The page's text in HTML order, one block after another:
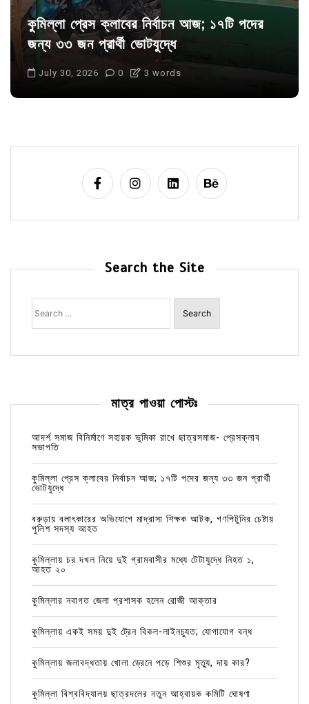
কুমিল্লা প্রেস ক্লাবের নির্বাচন আজ; ১৭টি পদের
জন্য ৩৩ জন প্রার্থী ভোটযুদ্ধে
July 30, 2026 0 3 words
Search the Site
Search
for:
মাত্র পাওয়া পোস্টঃ
আদর্শ সমাজ বিনির্মাণে সহায়ক ভুমিকা রাখে ছাত্রসমাজ- প্রেসক্লাব
সভাপতি
কুমিল্লা প্রেস ক্লাবের নির্বাচন আজ; ১৭টি পদের জন্য ৩৩ জন প্রার্থী
ভোটযুদ্ধে
বরুড়ায় বলাৎকারের অভিযোগে মাদ্রাসা শিক্ষক আটক, গণপিটুনির চেষ্টায়
পুলিশ সদস্য আহত
কুমিল্লায় চর দখল নিয়ে দুই গ্রামবাসীর মধ্যে টেটাযুদ্ধে নিহত ১,
আহত ২০
কুমিল্লার নবাগত জেলা প্রশাসক হলেন রোজী আক্তার
কুমিল্লায় একই সময় দুই ট্রেন বিকল-লাইনচ্যুত; যোগাযোগ বন্ধ
কুমিল্লায় জলাবদ্ধতায় খোলা ড্রেনে পড়ে শিশুর মৃত্যু, দায় কার?
কুমিল্লা বিশ্ববিদ্যালয় ছাত্রদলের নতুন আহ্বায়ক কমিটি ঘোষণা